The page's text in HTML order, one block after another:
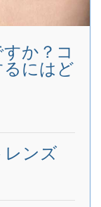
か？コ
にはど
ンズ